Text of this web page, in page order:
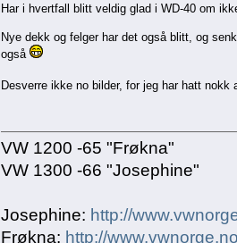
Har i hvertfall blitt veldig glad i WD-40 om
Nye dekk og felger har det også blitt, og
også
Desverre ikke no bilder, for jeg har hatt
VW 1200 -65 "Frøkna"
VW 1300 -66 "Josephine"
Josephine: http://
Frøkna: http://